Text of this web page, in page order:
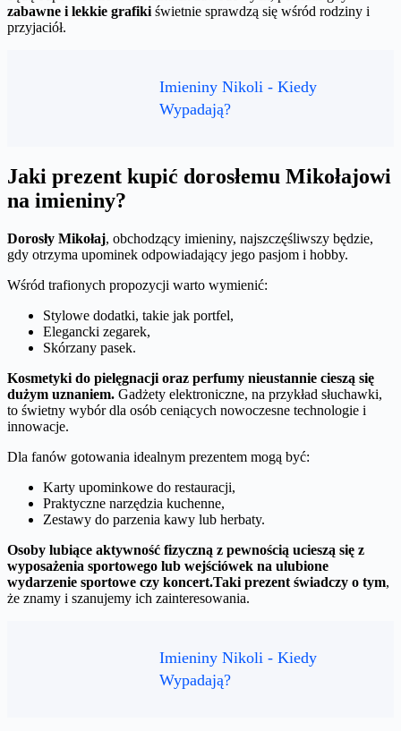
zabawne i lekkie grafiki świetnie sprawdzą się wśród rodziny i
przyjaciół.
Imieniny Nikoli - Kiedy
Wypadają?
Jaki prezent kupić dorosłemu Mikołajowi
na imieniny?
Dorosły Mikołaj, obchodzący imieniny, najszczęśliwszy będzie,
gdy otrzyma upominek odpowiadający jego pasjom i hobby.
Wśród trafionych propozycji warto wymienić:
Stylowe dodatki, takie jak portfel,
Elegancki zegarek,
Skórzany pasek.
Kosmetyki do pielęgnacji oraz perfumy nieustannie cieszą się
dużym uznaniem. Gadżety elektroniczne, na przykład słuchawki,
to świetny wybór dla osób ceniących nowoczesne technologie i
innowacje.
Dla fanów gotowania idealnym prezentem mogą być:
Karty upominkowe do restauracji,
Praktyczne narzędzia kuchenne,
Zestawy do parzenia kawy lub herbaty.
Osoby lubiące aktywność fizyczną z pewnością ucieszą się z
wyposażenia sportowego lub wejściówek na ulubione
wydarzenie sportowe czy koncert.Taki prezent świadczy o tym,
że znamy i szanujemy ich zainteresowania.
Imieniny Nikoli - Kiedy
Wypadają?